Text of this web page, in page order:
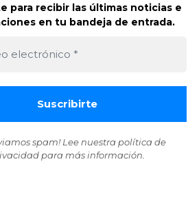
para recibir las últimas noticias e
en tu bandeja de entrada.
spam! Lee nuestra política de
para más información.